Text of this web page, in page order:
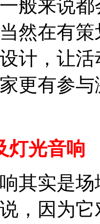
般来说
然在有
计，让
更有参与
灯光音响
其实是
，因为